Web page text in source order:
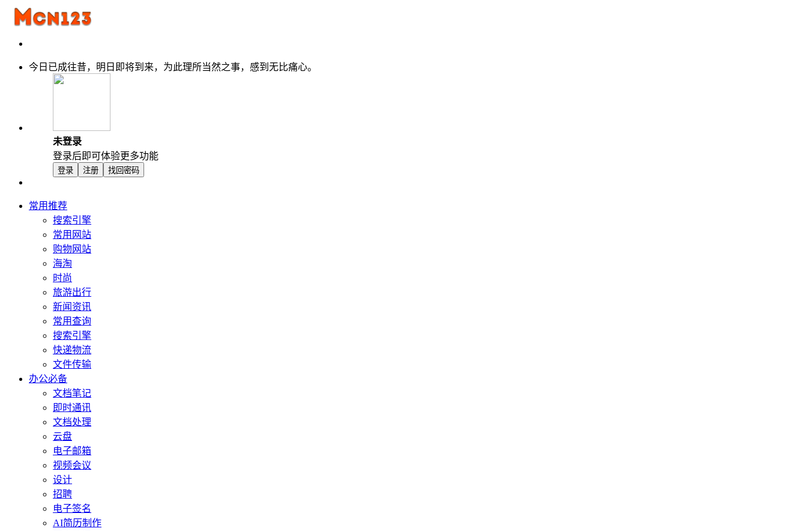
今日已成往昔，明日即将到来，为此理所当然之事，感到无比痛心。
未登录
登录后即可体验更多功能
登录 注册 找回密码
常用推荐
搜索引擎
常用网站
购物网站
海淘
时尚
旅游出行
新闻资讯
常用查询
搜索引擎
快递物流
文件传输
办公必备
文档笔记
即时通讯
文档处理
云盘
电子邮箱
视频会议
设计
招聘
电子签名
AI简历制作